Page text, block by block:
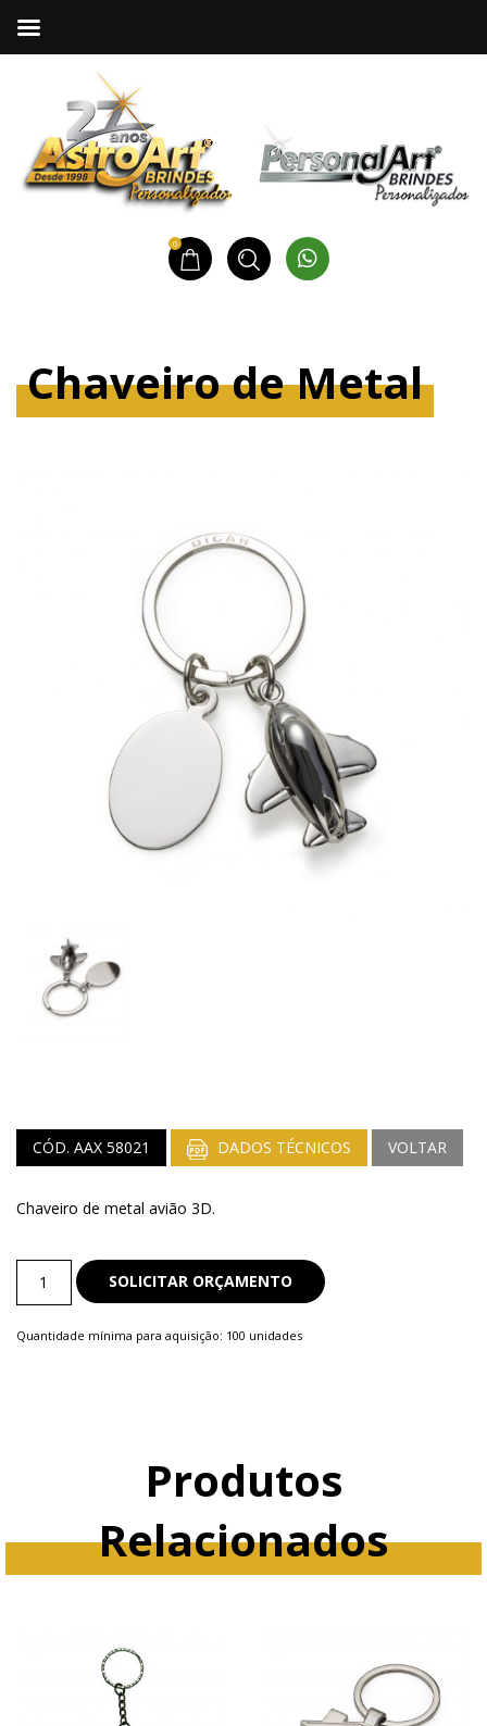
0
Chaveiro de Metal
CÓD. AAX 58021 DADOS TÉCNICOS VOLTAR
Chaveiro de metal avião 3D.
Chaveiro
quantity
SOLICITAR ORÇAMENTO
Quantidade mínima para aquisição: 100 unidades
Produtos
Relacionados